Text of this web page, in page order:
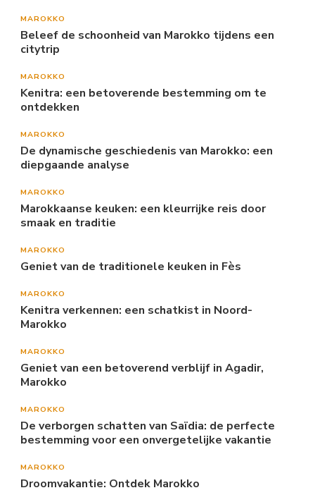
MAROKKO
Beleef de schoonheid van Marokko tijdens een
citytrip
MAROKKO
Kenitra: een betoverende bestemming om te
ontdekken
MAROKKO
De dynamische geschiedenis van Marokko: een
diepgaande analyse
MAROKKO
Marokkaanse keuken: een kleurrijke reis door
smaak en traditie
MAROKKO
Geniet van de traditionele keuken in Fès
MAROKKO
Kenitra verkennen: een schatkist in Noord-
Marokko
MAROKKO
Geniet van een betoverend verblijf in Agadir,
Marokko
MAROKKO
De verborgen schatten van Saïdia: de perfecte
bestemming voor een onvergetelijke vakantie
MAROKKO
Droomvakantie: Ontdek Marokko